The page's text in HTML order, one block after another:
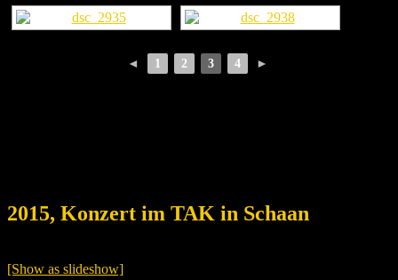
◄ 1 2 3 4 ►
2015, Konzert im TAK in Schaan
[Show as slideshow]